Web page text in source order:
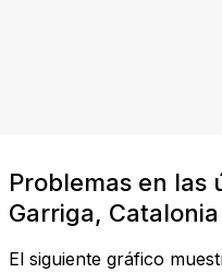
Problemas en las
Garriga, Catalonia
El siguiente gráfico